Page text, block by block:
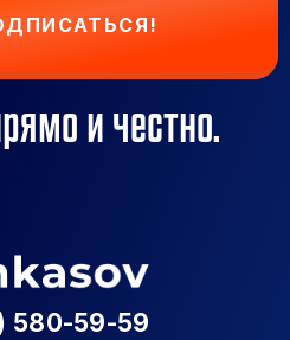
и честно.
580-59-59